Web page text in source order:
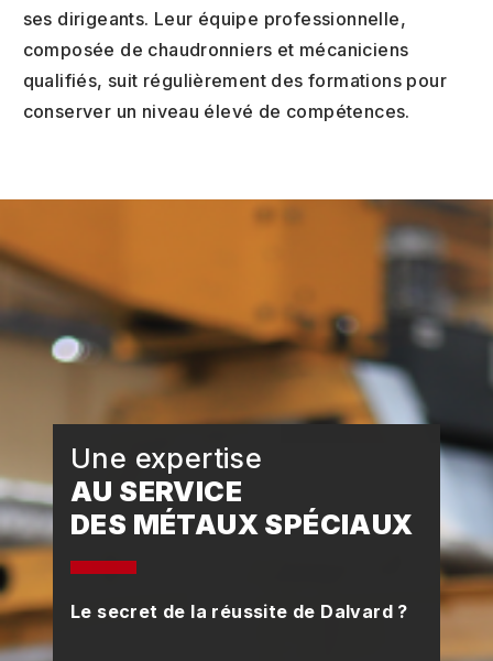
ses dirigeants. Leur équipe professionnelle,
composée de chaudronniers et mécaniciens
qualifiés, suit régulièrement des formations pour
conserver un niveau élevé de compétences.
Une expertise
AU SERVICE
DES MÉTAUX SPÉCIAUX
Le secret de la réussite de Dalvard ?